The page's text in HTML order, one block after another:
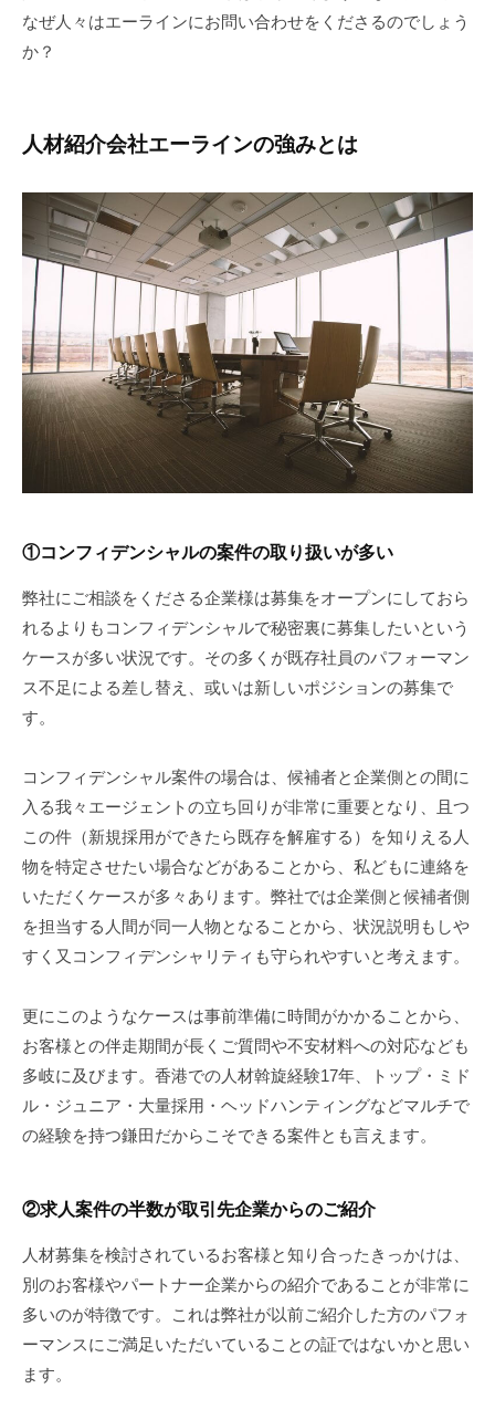
d
n
なぜ人々はエーラインにお問い合わせをくださるのでしょう
か？
人材紹介会社エーラインの強みとは
①コンフィデンシャルの案件の取り扱いが多い
弊社にご相談をくださる企業様は募集をオープンにしておら
れるよりもコンフィデンシャルで秘密裏に募集したいという
ケースが多い状況です。その多くが既存社員のパフォーマン
ス不足による差し替え、或いは新しいポジションの募集で
す。
コンフィデンシャル案件の場合は、候補者と企業側との間に
入る我々エージェントの立ち回りが非常に重要となり、且つ
この件（新規採用ができたら既存を解雇する）を知りえる人
物を特定させたい場合などがあることから、私どもに連絡を
いただくケースが多々あります。弊社では企業側と候補者側
を担当する人間が同一人物となることから、状況説明もしや
すく又コンフィデンシャリティも守られやすいと考えます。
更にこのようなケースは事前準備に時間がかかることから、
お客様との伴走期間が長くご質問や不安材料への対応なども
多岐に及びます。香港での人材斡旋経験17年、トップ・ミド
ル・ジュニア・大量採用・ヘッドハンティングなどマルチで
の経験を持つ鎌田だからこそできる案件とも言えます。
②求人案件の半数が取引先企業からのご紹介
人材募集を検討されているお客様と知り合ったきっかけは、
別のお客様やパートナー企業からの紹介であることが非常に
多いのが特徴です。これは弊社が以前ご紹介した方のパフォ
ーマンスにご満足いただいていることの証ではないかと思い
ます。